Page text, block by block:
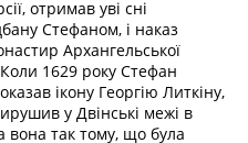
отримав уві сні
Стефаном, і наказ
Архангельської
1629 року Стефан
ікону Георгію Литкіну,
у Двінські межі в
вона так тому, що була